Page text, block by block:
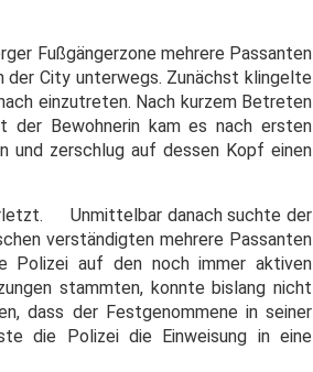
Fußgängerzone mehrere Passanten
der City unterwegs. Zunächst klingelte
einzutreten. Nach kurzem Betreten
der Bewohnerin kam es nach ersten
und zerschlug auf dessen Kopf einen
Unmittelbar danach suchte der
verständigten mehrere Passanten
Polizei auf den noch immer aktiven
stammten, konnte bislang nicht
dass der Festgenommene in seiner
die Polizei die Einweisung in eine